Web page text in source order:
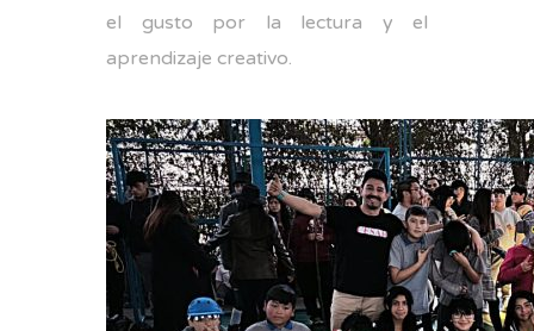
el gusto por la lectura y el
aprendizaje creativo.